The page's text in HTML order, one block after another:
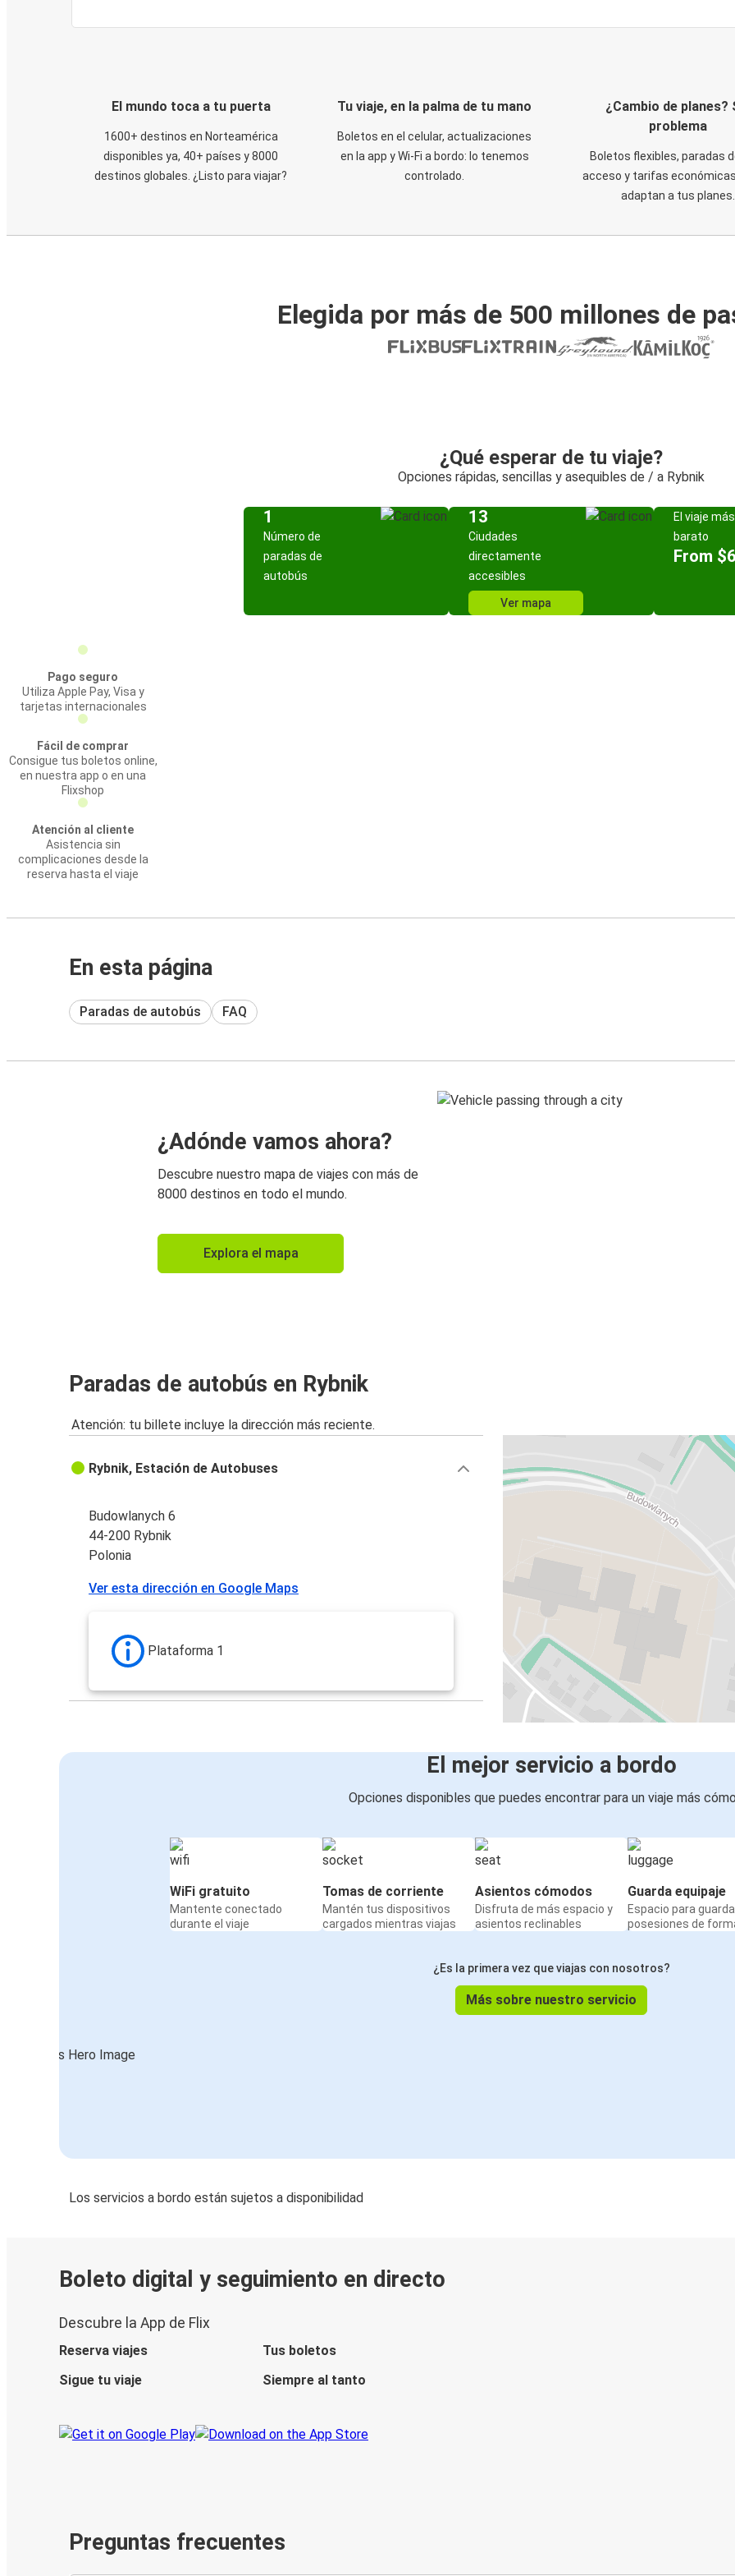
El mundo toca a tu puerta
1600+ destinos en Norteamérica
disponibles ya, 40+ países y 8000
destinos globales. ¿Listo para viajar?
Tu viaje, en la palma de tu mano
Boletos en el celular, actualizaciones
en la app y Wi-Fi a bordo: lo tenemos
controlado.
¿Cambio de planes?
problema
Boletos flexibles, paradas
acceso y tarifas
adaptan a tus planes.
Elegida por más de 500 millones de
¿Qué esperar de tu viaje?
Opciones rápidas, sencillas y asequibles de / a Rybnik
1
Número de
paradas de
autobús
13
Ciudades
directamente
accesibles
Ver mapa
El viaje más
barato
From
Pago seguro
Utiliza Apple Pay, Visa y
tarjetas internacionales
Fácil de comprar
Consigue tus boletos online,
en nuestra app o en una
Flixshop
Atención al cliente
Asistencia sin
complicaciones desde la
reserva hasta el viaje
En esta página
Paradas de autobús FAQ
¿Adónde vamos ahora?
Descubre nuestro mapa de viajes con más de
8000 destinos en todo el mundo.
Explora el mapa
Paradas de autobús en Rybnik
Atención: tu billete incluye la dirección más reciente.
Rybnik, Estación de Autobuses
Budowlanych 6
44-200 Rybnik
Polonia
Ver esta dirección en Google Maps
Plataforma 1
El mejor servicio a bordo
Opciones disponibles que puedes encontrar para un viaje más
WiFi gratuito
Mantente conectado
durante el viaje
Tomas de corriente
Mantén tus dispositivos
cargados mientras viajas
Asientos cómodos
Disfruta de más espacio y
asientos reclinables
Guarda equipaje
Espacio para
posesiones de
¿Es la primera vez que viajas con nosotros?
Más sobre nuestro servicio
Los servicios a bordo están sujetos a disponibilidad
Boleto digital y seguimiento en directo
Descubre la App de Flix
Reserva viajes
Tus boletos
Sigue tu viaje
Siempre al tanto
Preguntas frecuentes